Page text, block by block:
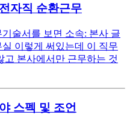
자직 순환근무
술서를 보면 소속: 본사 글
이렇게 써있는데 이 직무
고 본사에서만 근무하는 것
스펙 및 조언